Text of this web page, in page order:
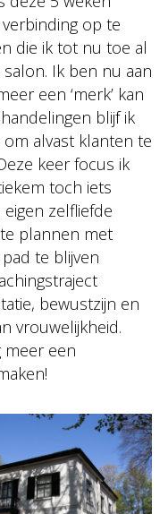
op te
die ik tot nu toe al
Ik ben nu aan
een ‘merk’ kan
blijf ik
alvast klanten te
keer focus ik
toch iets
zelfliefde
plannen met
te blijven
bewustzijn en
vrouwelijkheid.
meer een